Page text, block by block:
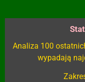
Analiza 100
wypadają